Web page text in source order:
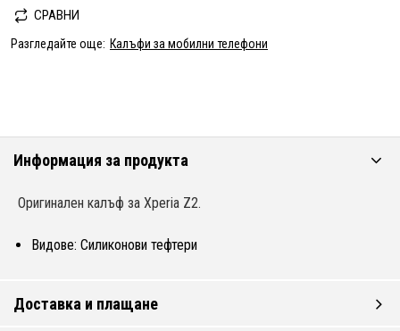
СРАВНИ
Разгледайте още: Калъфи за мобилни телефони
Информация за продукта
Оригинален калъф за Xperia Z2.
Видове: Силиконови тефтери
Доставка и плащане